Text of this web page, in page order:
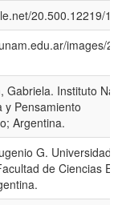
20.500.12219/
images/
Gabriela. Instituto
y Pensamiento
Argentina.
G. Universidad
de Ciencias